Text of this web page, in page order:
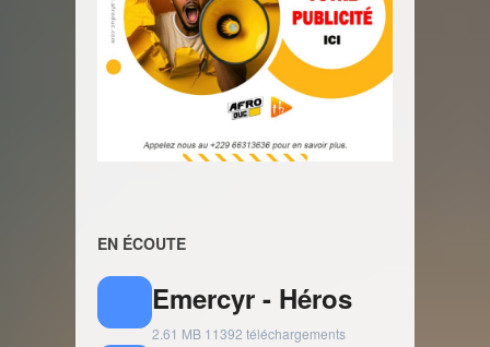
EN ÉCOUTE
Emercyr - Héros
2.61 MB 11392 téléchargements